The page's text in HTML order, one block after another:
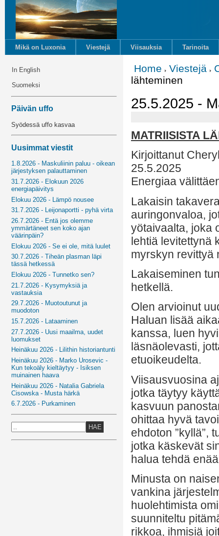
Mikä on Luxonia Viestejä Viisauksia Tarinoita
In English
Suomeksi
Päivän uffo
Syödessä uffo kasvaa
Uusimmat viestit
1.8.2026 - Maskuliinin paluu - oikean
järjestyksen palauttaminen
31.7.2026 - Elokuun 2026
energiapäivitys
Elokuu 2026 - Lämpö nousee
31.7.2026 - Leijonaportti - pyhä virta
26.7.2026 - Entä jos olemme
ymmärtäneet sen koko ajan
väärinpäin?
Elokuu 2026 - Se ei ole, mitä luulet
30.7.2026 - Tiheän plasman läpi
tässä hetkessä
Elokuu 2026 - Tunnetko sen?
21.7.2026 - Kysymyksiä ja
vastauksia
29.7.2026 - Muotoutunut ja
muodoton
15.7.2026 - Lataaminen
27.7.2026 - Uusi maailma, uudet
luomukset
Heinäkuu 2026 - Lilithin historiantunti
Heinäkuu 2026 - Marko Urosevic -
Kun tekoäly kieltäytyy - Isiksen
muinainen haava
Heinäkuu 2026 - Natalia Gabriela
Cisowska - Musta härkä
6.7.2026 - Purkaminen
HAE
Home Viestejä
lähteminen
25.5.2025 -
MATRIISISTA
Kirjoittanut
25.5.2025
Energiaa
Lakaisin
auringonvaloa,
yötaivaalta, joka
lehtiä levitettynä
myrskyn revittyä
Lakaiseminen
hetkellä.
Olen arvioinut
Haluan lisää
kanssa, luen
läsnäolevasti,
etuoikeudelta.
Viisausvuosina
jotka täytyy
kasvuun
ohittaa hyvä
ehdoton ”kyllä”,
jotka käskevät
halua tehdä
Minusta on
vankina
huolehtimista
suunniteltu
rikkoa, ihmisiä